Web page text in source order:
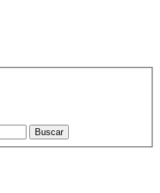
Buscar